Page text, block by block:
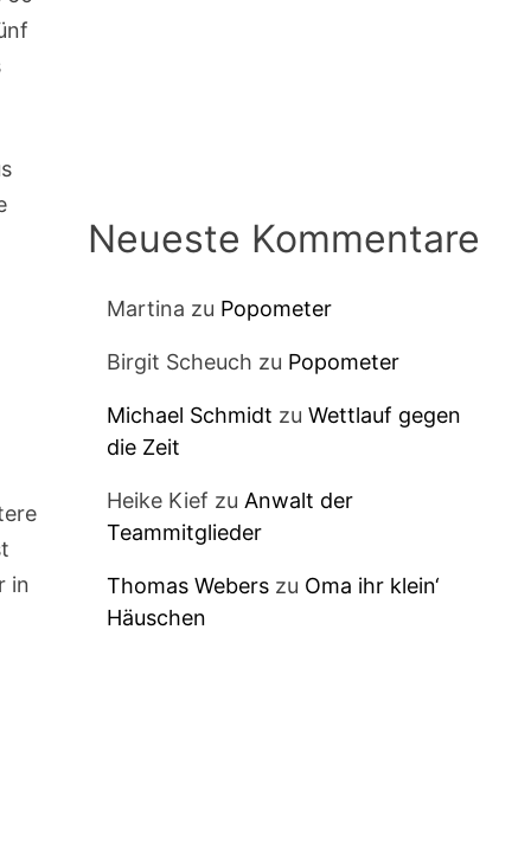
in
Neueste Kommentare
Martina zu Popometer
Birgit Scheuch zu Popometer
Michael Schmidt zu Wettlauf gegen
die Zeit
Heike Kief zu Anwalt der
Teammitglieder
Thomas Weberszu Oma ihr klein‘
Häuschen